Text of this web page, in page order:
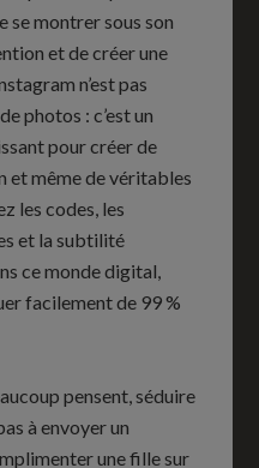
se montrer sous son
et de créer une
n’est pas
photos : c’est un
pour créer de
et même de véritables
les codes, les
et la subtilité
ce monde digital,
facilement de 99 %
pensent, séduire
à envoyer un
une fille sur